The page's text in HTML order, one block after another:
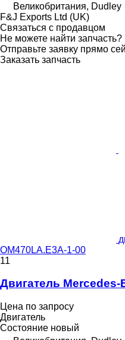
Великобритания, Dudley
F&J Exports Ltd (UK)
Связаться с продавцом
Не можете найти запчасть?
Отправьте заявку прямо
Заказать запчасть
OM470LA.E3A-1-00
11
Двигатель Mercedes-
Цена по запросу
Двигатель
Состояние новый